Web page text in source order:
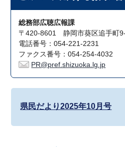
総務部広聴広報課
〒420-8601 静岡市葵区追手町
電話番号：054-221-2231
ファクス番号：054-254-4032
PR@pref.shizuoka.lg.jp
県民だより2025年10月号